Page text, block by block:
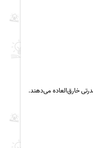
خارق‌العاده می‌دهند.